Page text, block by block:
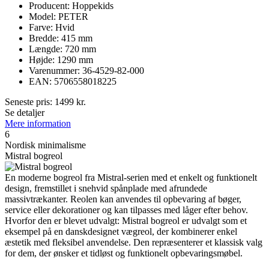
Producent: Hoppekids
Model: PETER
Farve: Hvid
Bredde: 415 mm
Længde: 720 mm
Højde: 1290 mm
Varenummer: 36-4529-82-000
EAN: 5706558018225
Seneste pris: 1499 kr.
Se detaljer
Mere information
6
Nordisk minimalisme
Mistral bogreol
En moderne bogreol fra Mistral-serien med et enkelt og funktionelt
design, fremstillet i snehvid spånplade med afrundede
massivtrækanter. Reolen kan anvendes til opbevaring af bøger,
service eller dekorationer og kan tilpasses med låger efter behov.
Hvorfor den er blevet udvalgt: Mistral bogreol er udvalgt som et
eksempel på en danskdesignet vægreol, der kombinerer enkel
æstetik med fleksibel anvendelse. Den repræsenterer et klassisk valg
for dem, der ønsker et tidløst og funktionelt opbevaringsmøbel.